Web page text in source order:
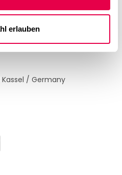
erlauben
und -textilien. Wir
für Restaurants, Hotels und
auf die Sie sich verlassen
Kassel / Germany